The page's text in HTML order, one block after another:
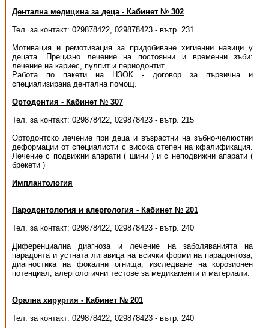
Дентална медицина за деца - Кабинет № 302
Тел. за контакт: 029878422, 029878423 - вътр. 231
Мотивация и ремотивация за придобиване хигиенни навици у
децата. Прецизно лечение на постоянни и временни зъби:
лечение на кариес, пулпит и периодонтит.
Работа по пакети на НЗОК - договор за първична и
специализирана дентална помощ.
Ортодонтия - Кабинет № 307
Тел. за контакт: 029878422, 029878423 - вътр. 215
Ортодонтско лечение при деца и възрастни на зъбно-челюстни
деформации от специалисти с висока степен на кфалификация.
Лечение с подвижни апарати ( шини ) и с неподвижни апарати (
брекети )
Имплантология
Пародонтология и алергология - Кабинет № 201
Тел. за контакт: 029878422, 029878423 - вътр. 240
Диференциална диагноза и лечение на заболяванията на
парадонта и устната лигавица на всички форми на парадонтоза;
диагностика на фокални огнища; изследване на корозионен
потенциал; алергологични тестове за медикаменти и материали.
Орална хирургия - Кабинет № 201
Тел. за контакт: 029878422, 029878423 - вътр. 240